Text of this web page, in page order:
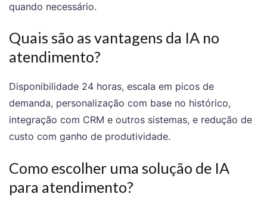
quando necessário.
Quais são as vantagens da IA no
atendimento?
Disponibilidade 24 horas, escala em picos de
demanda, personalização com base no histórico,
integração com CRM e outros sistemas, e redução de
custo com ganho de produtividade.
Como escolher uma solução de IA
para atendimento?